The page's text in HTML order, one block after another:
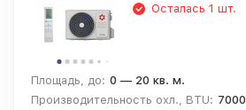
Осталась 1 шт.
Площадь, до: 0 — 20 кв. м.
Производительность охл., BTU: 7000